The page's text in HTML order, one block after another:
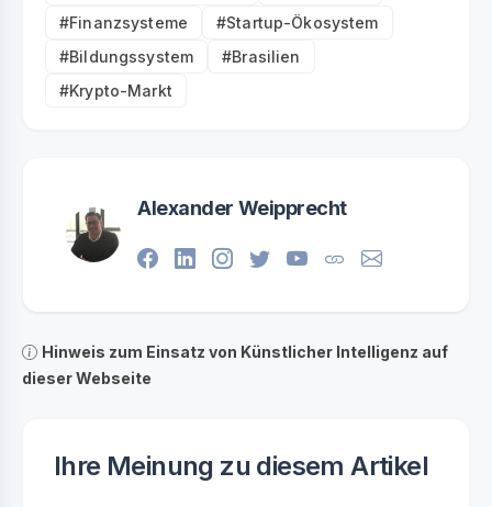
#Finanzsysteme
#Startup-Ökosystem
#Bildungssystem
#Brasilien
#Krypto-Markt
Alexander Weipprecht
Hinweis zum Einsatz von Künstlicher Intelligenz auf
dieser Webseite
Ihre Meinung zu diesem Artikel